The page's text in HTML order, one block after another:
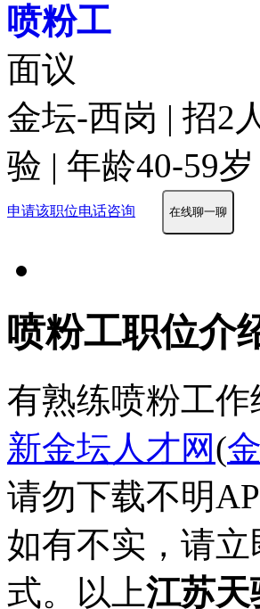
喷粉工
面议
金坛-西岗 | 招2
验 | 年龄40-59岁
申请该职位电话咨询 在线聊一聊
喷粉工职位介
有熟练喷粉工
新金坛人才网(
请勿下载不明
如有不实，请
式。以上江苏天